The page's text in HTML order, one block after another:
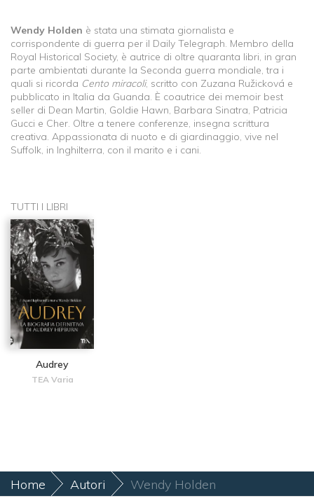
Wendy Holden è stata una stimata giornalista e
corrispondente di guerra per il Daily Telegraph. Membro della
Royal Historical Society, è autrice di oltre quaranta libri, in gran
parte ambientati durante la Seconda guerra mondiale, tra i
quali si ricorda Cento miracoli, scritto con Zuzana Ružicková e
pubblicato in Italia da Guanda. È coautrice dei memoir best
seller di Dean Martin, Goldie Hawn, Barbara Sinatra, Patricia
Gucci e Cher. Oltre a tenere conferenze, insegna scrittura
creativa. Appassionata di nuoto e di giardinaggio, vive nel
Suffolk, in Inghilterra, con il marito e i cani.
TUTTI I LIBRI
Audrey
TEA Varia
Home Autori Wendy Holden